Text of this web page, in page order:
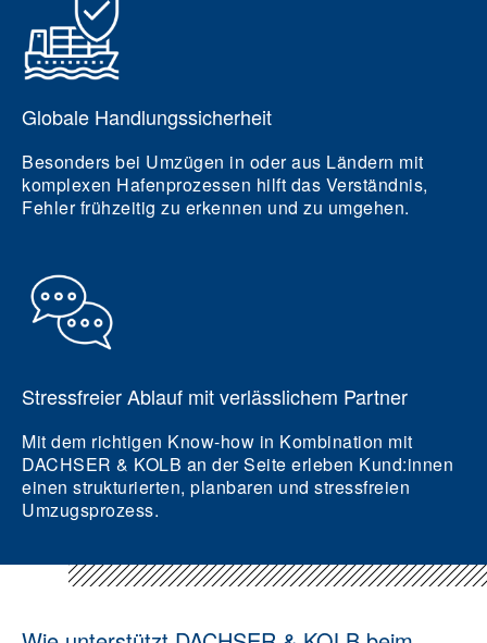
Globale Handlungssicherheit
Besonders bei Umzügen in oder aus Ländern mit
komplexen Hafenprozessen hilft das Verständnis,
Fehler frühzeitig zu erkennen und zu umgehen.
Stressfreier Ablauf mit verlässlichem Partner
Mit dem richtigen Know-how in Kombination mit
DACHSER & KOLB an der Seite erleben Kund:innen
einen strukturierten, planbaren und stressfreien
Umzugsprozess.